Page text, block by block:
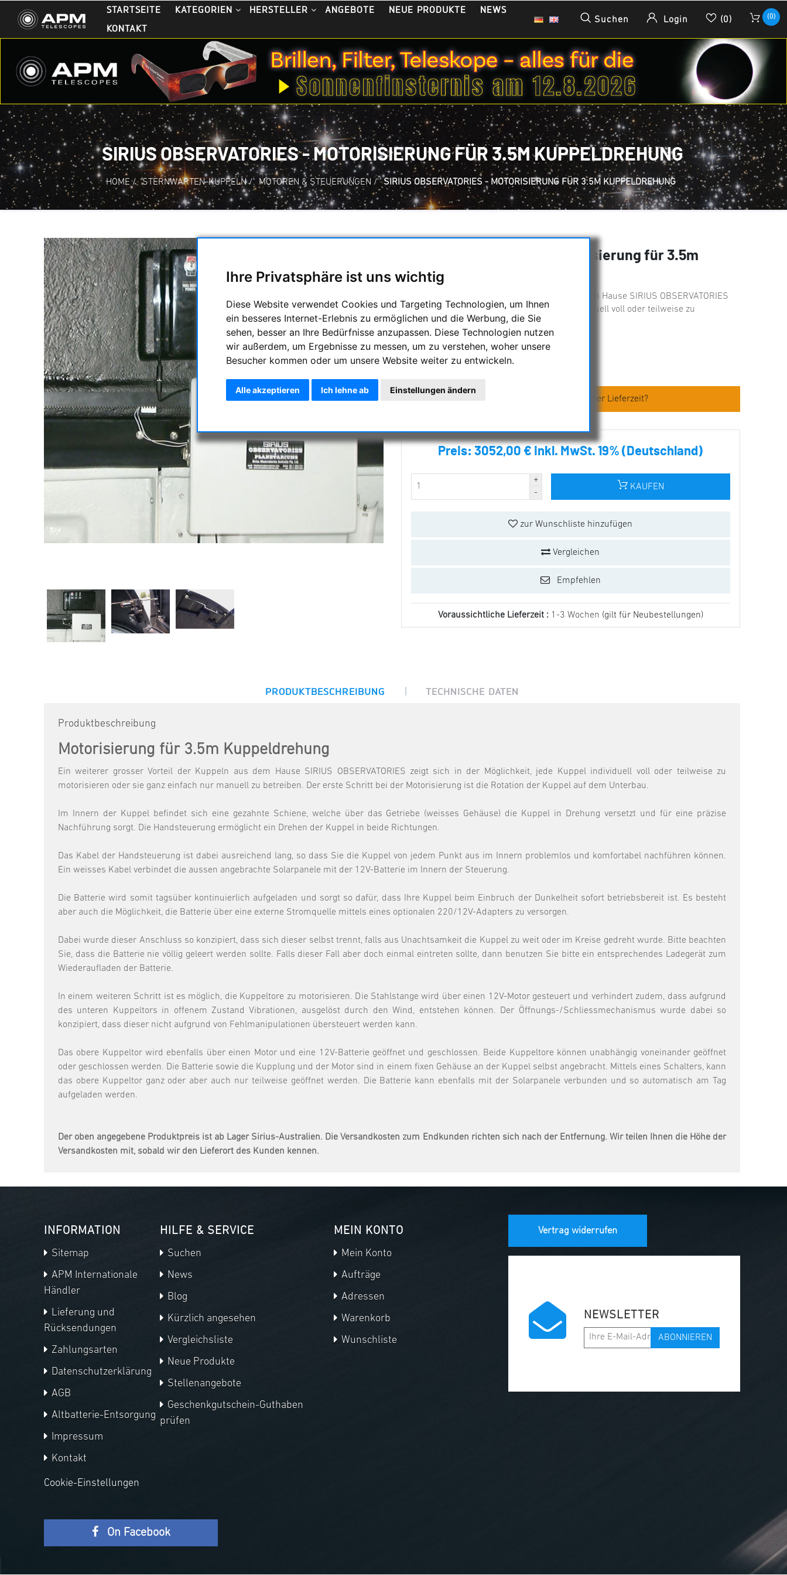
Ihre Privatsphäre ist uns wichtig
Diese Website verwendet Cookies und Targeting Technologien, um Ihnen
ein besseres Internet-Erlebnis zu ermöglichen und die Werbung, die Sie
sehen, besser an Ihre Bedürfnisse anzupassen. Diese Technologien nutzen
wir außerdem, um Ergebnisse zu messen, um zu verstehen, woher unsere
Besucher kommen oder um unsere Website weiter zu entwickeln.
Alle akzeptieren Ich lehne ab Einstellungen ändern
STARTSEITE KATEGORIEN HERSTELLER ANGEBOTE NEUE PRODUKTE
NEWS
KONTAKT
Suchen Login (0) (0)
SIRIUS OBSERVATORIES - MOTORISIERUNG FÜR 3.5M KUPPELDREHUNG
HOME / STERNWARTEN-KUPPELN / MOTOREN & STEUERUNGEN / SIRIUS OBSERVATORIES - MOTORISIERUNG FÜR 3.5M KUPPELDREHUNG
Sirius Observatories - Motorisierung für 3.5m
Kuppeldrehung
Ein weiterer grosser Vorteil der Kuppeln aus dem Hause SIRIUS OBSERVATORIES
zeigt sich in der Möglichkeit, jede Kuppel individuell voll oder teilweise zu
motorisieren
Hersteller : Sirius Observatories
Fragen zum Artikel oder Lieferzeit?
Preis:3052,00 € inkl. MwSt. 19% (Deutschland)
KAUFEN
zur Wunschliste hinzufügen
Vergleichen
Empfehlen
Voraussichtliche Lieferzeit : 1-3 Wochen (gilt für Neubestellungen)
PRODUKTBESCHREIBUNG | TECHNISCHE DATEN
Produktbeschreibung
Motorisierung für 3.5m Kuppeldrehung
Ein weiterer grosser Vorteil der Kuppeln aus dem Hause SIRIUS OBSERVATORIES zeigt sich in der Möglichkeit, jede Kuppel individuell voll oder teilweise zu
motorisieren oder sie ganz einfach nur manuell zu betreiben. Der erste Schritt bei der Motorisierung ist die Rotation der Kuppel auf dem Unterbau.
Im Innern der Kuppel befindet sich eine gezahnte Schiene, welche über das Getriebe (weisses Gehäuse) die Kuppel in Drehung versetzt und für eine präzise
Nachführung sorgt. Die Handsteuerung ermöglicht ein Drehen der Kuppel in beide Richtungen.
Das Kabel der Handsteuerung ist dabei ausreichend lang, so dass Sie die Kuppel von jedem Punkt aus im Innern problemlos und komfortabel nachführen können.
Ein weisses Kabel verbindet die aussen angebrachte Solarpanele mit der 12V-Batterie im Innern der Steuerung.
Die Batterie wird somit tagsüber kontinuierlich aufgeladen und sorgt so dafür, dass Ihre Kuppel beim Einbruch der Dunkelheit sofort betriebsbereit ist. Es besteht
aber auch die Möglichkeit, die Batterie über eine externe Stromquelle mittels eines optionalen 220/12V-Adapters zu versorgen.
Dabei wurde dieser Anschluss so konzipiert, dass sich dieser selbst trennt, falls aus Unachtsamkeit die Kuppel zu weit oder im Kreise gedreht wurde. Bitte beachten
Sie, dass die Batterie nie völlig geleert werden sollte. Falls dieser Fall aber doch einmal eintreten sollte, dann benutzen Sie bitte ein entsprechendes Ladegerät zum
Wiederaufladen der Batterie.
In einem weiteren Schritt ist es möglich, die Kuppeltore zu motorisieren. Die Stahlstange wird über einen 12V-Motor gesteuert und verhindert zudem, dass aufgrund
des unteren Kuppeltors in offenem Zustand Vibrationen, ausgelöst durch den Wind, entstehen können. Der Öffnungs-/Schliessmechanismus wurde dabei so
konzipiert, dass dieser nicht aufgrund von Fehlmanipulationen übersteuert werden kann.
Das obere Kuppeltor wird ebenfalls über einen Motor und eine 12V-Batterie geöffnet und geschlossen. Beide Kuppeltore können unabhängig voneinander geöffnet
oder geschlossen werden. Die Batterie sowie die Kupplung und der Motor sind in einem fixen Gehäuse an der Kuppel selbst angebracht. Mittels eines Schalters, kann
das obere Kuppeltor ganz oder aber auch nur teilweise geöffnet werden. Die Batterie kann ebenfalls mit der Solarpanele verbunden und so automatisch am Tag
aufgeladen werden.
Der oben angegebene Produktpreis ist ab Lager Sirius-Australien. Die Versandkosten zum Endkunden richten sich nach der Entfernung. Wir teilen Ihnen die Höhe der
Versandkosten mit, sobald wir den Lieferort des Kunden kennen.
INFORMATION
Sitemap
APM Internationale
Händler
Lieferung und
Rücksendungen
Zahlungsarten
Datenschutzerklärung
AGB
Altbatterie-Entsorgung
Impressum
Kontakt
HILFE & SERVICE
Suchen
News
Blog
Kürzlich angesehen
Vergleichsliste
Neue Produkte
Stellenangebote
Geschenkgutschein-Guthaben
prüfen
MEIN KONTO
Mein Konto
Aufträge
Adressen
Warenkorb
Wunschliste
Vertrag widerrufen
NEWSLETTER
ABONNIEREN
Cookie-Einstellungen
On Facebook